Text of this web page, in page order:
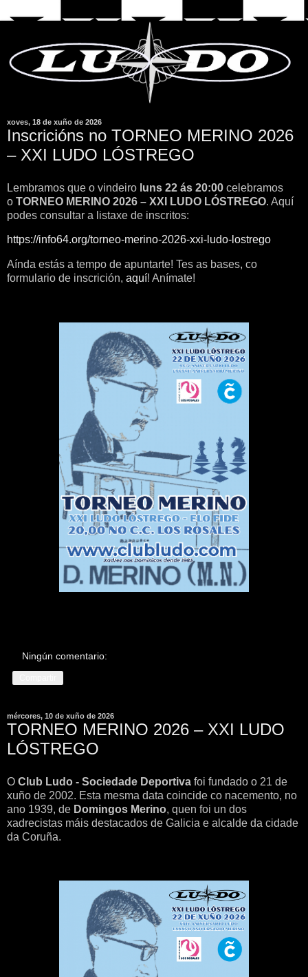
xoves, 18 de xuño de 2026
Inscricións no TORNEO MERINO 2026
– XXI LUDO LÓSTREGO
Lembramos que o vindeiro luns 22 ás 20:00 celebramos
o TORNEO MERINO 2026 – XXI LUDO LÓSTREGO. Aquí
podes consultar a listaxe de inscritos:
https://info64.org/torneo-merino-2026-xxi-ludo-lostrego
Aínda estás a tempo de apuntarte! Tes as bases, co
formulario de inscrición, aquí! Anímate!
Ningún comentario:
mércores, 10 de xuño de 2026
TORNEO MERINO 2026 – XXI LUDO
LÓSTREGO
O Club Ludo - Sociedade Deportiva foi fundado o 21 de
xuño de 2002. Esta mesma data coincide co nacemento, no
ano 1939, de Domingos Merino, quen foi un dos
xadrecistas máis destacados de Galicia e alcalde da cidade
da Coruña.